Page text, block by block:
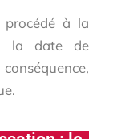
à la
la date de